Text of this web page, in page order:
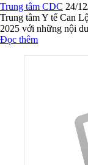
Trung tâm CDC 24/
Trung tâm Y tế Can
2025 với những nội
Đọc thêm
Thông báo chuyên